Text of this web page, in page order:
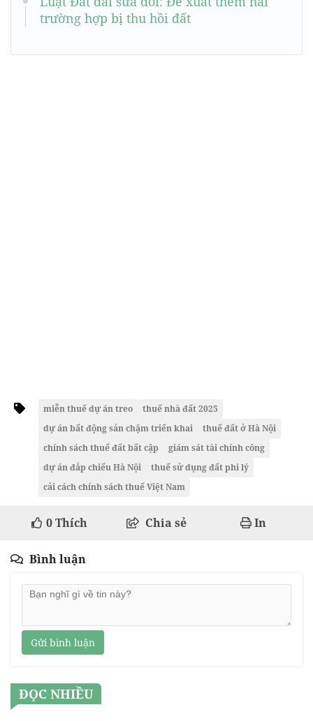
trường hợp bị thu hồi đất
miễn thuế dự án treo
thuế nhà đất 2025
dự án bất động sản chậm triển khai
thuế đất ở Hà Nội
chính sách thuế đất bất cập
giám sát tài chính công
dự án đắp chiếu Hà Nội
thuế sử dụng đất phi lý
cải cách chính sách thuế Việt Nam
0Thích Chia sẻ In
Bình luận
Gửi bình luận
ĐỌC NHIỀU